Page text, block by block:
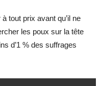
tout prix avant qu’il ne
les poux sur la tête
d’1 % des suffrages